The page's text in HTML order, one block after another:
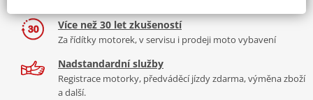
motorku. Nejdůležitější vlastnosti této 3P montážní sady jsou:
- Integrovaný design: montážní sada nijak významně nenarušuje
vzhled motorky.
- Lehkost: nízká hmotnost, která nemá téměř žádný vliv na těžiště
motorky, čímž se zvyšuje bezpečnost.
- Snadná montáž.
Více než 30 let zkušeností
Za řídítky motorek, v servisu i prodeji moto vybavení
Nadstandardní služby
Registrace motorky, předváděcí jízdy zdarma, výměna zboží
a další.